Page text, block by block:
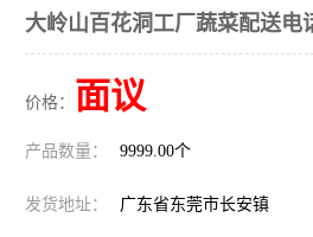
大岭山百花洞工厂蔬菜配送电
价格： 面议
产品数量： 9999.00个
发货地址： 广东省东莞市长安镇